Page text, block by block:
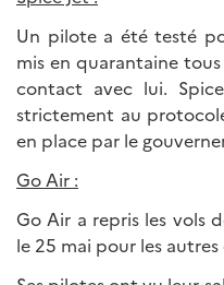
Un pilote a été testé
mis en quarantaine
contact avec lui.
strictement au
en place par le
Go Air :
Go Air a repris les vols
le 25 mai pour les